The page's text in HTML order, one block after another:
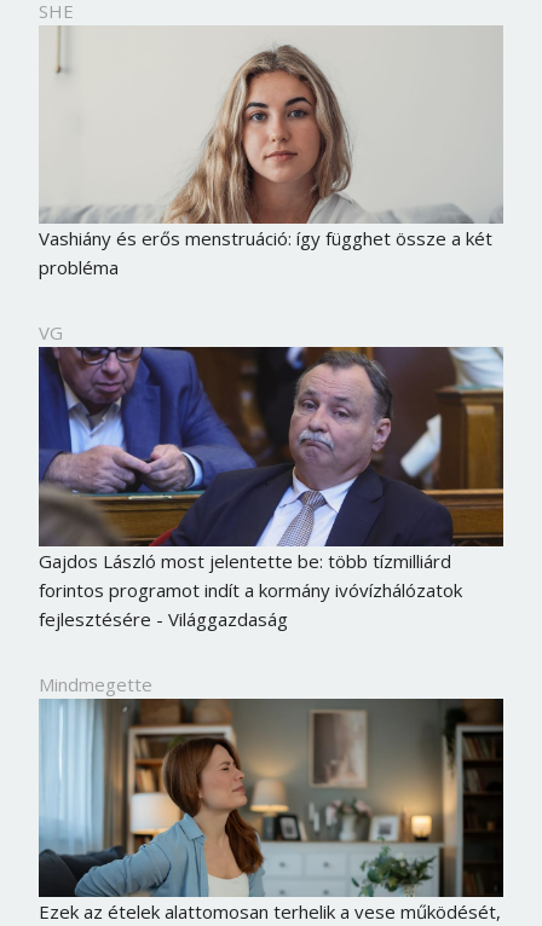
SHE
Vashiány és erős menstruáció: így függhet össze a két
probléma
VG
Gajdos László most jelentette be: több tízmilliárd
forintos programot indít a kormány ivóvízhálózatok
fejlesztésére - Világgazdaság
Mindmegette
Ezek az ételek alattomosan terhelik a vese működését,